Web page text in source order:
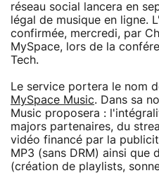
réseau social lancera en
légal de musique en ligne.
confirmée, mercredi, par
MySpace, lors de la
Tech.
Le service portera le nom
MySpace Music. Dans sa
Music proposera :
majors partenaires, du
vidéo financé par la
MP3 (sans DRM) ainsi que
(création de playlists,